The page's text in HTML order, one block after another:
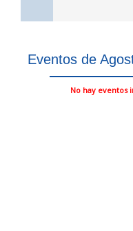
Eventos de
No hay eventos